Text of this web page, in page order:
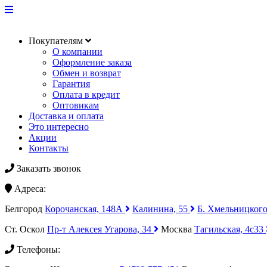
Покупателям
О компании
Оформление заказа
Обмен и возврат
Гарантия
Оплата в кредит
Оптовикам
Доставка и оплата
Это интересно
Акции
Контакты
Заказать звонок
Адреса:
Белгород Корочанская, 148А Калинина, 55
Б.
Ст. Оскол Пр-т Алексея Угарова, 34 Москва Тагильская, 4с33
Телефоны: